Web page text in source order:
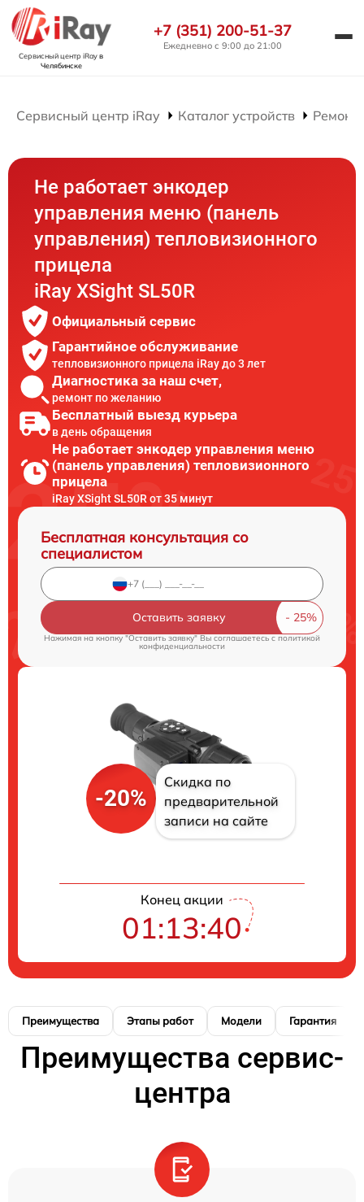
Сервисный центр iRayв
Челябинске
+7 (351) 200-51-37
Ежедневно с 9:00 до 21:00
Сервисный центр iRay Каталог устройств Ремонт
Не работает энкодер
управления меню (панель
управления) тепловизионного
прицела
iRay ХSight SL50R
Официальный сервис
Гарантийное обслуживание
тепловизионного прицела iRay до 3 лет
Диагностика за наш счет,
ремонт по желанию
Бесплатный выезд курьера
в день обращения
Не работает энкодер управления меню
(панель управления) тепловизионного
прицела
iRay ХSight SL50R от 35 минут
Бесплатная консультация со
специалистом
Оставить заявку
Нажимая на кнопку "Оставить заявку" Вы соглашаетесь cполитикой
конфиденциальности
-20%
Скидка по
предварительной
записи на сайте
Конец акции
01:13:40
Преимущества Этапы работ Модели Гарантия
Преимущества сервис-
центра